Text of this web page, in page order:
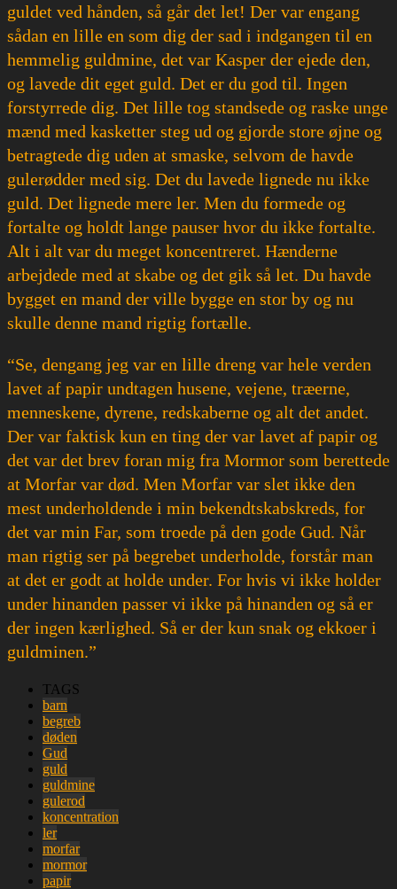
guldet ved hånden, så går det let! Der var engang
sådan en lille en som dig der sad i indgangen til en
hemmelig guldmine, det var Kasper der ejede den,
og lavede dit eget guld. Det er du god til. Ingen
forstyrrede dig. Det lille tog standsede og raske unge
mænd med kasketter steg ud og gjorde store øjne og
betragtede dig uden at smaske, selvom de havde
gulerødder med sig. Det du lavede lignede nu ikke
guld. Det lignede mere ler. Men du formede og
fortalte og holdt lange pauser hvor du ikke fortalte.
Alt i alt var du meget koncentreret. Hænderne
arbejdede med at skabe og det gik så let. Du havde
bygget en mand der ville bygge en stor by og nu
skulle denne mand rigtig fortælle.
“Se, dengang jeg var en lille dreng var hele verden
lavet af papir undtagen husene, vejene, træerne,
menneskene, dyrene, redskaberne og alt det andet.
Der var faktisk kun en ting der var lavet af papir og
det var det brev foran mig fra Mormor som berettede
at Morfar var død. Men Morfar var slet ikke den
mest underholdende i min bekendtskabskreds, for
det var min Far, som troede på den gode Gud. Når
man rigtig ser på begrebet underholde, forstår man
at det er godt at holde under. For hvis vi ikke holder
under hinanden passer vi ikke på hinanden og så er
der ingen kærlighed. Så er der kun snak og ekkoer i
guldminen.”
TAGS
barn
begreb
døden
Gud
guld
guldmine
gulerod
koncentration
ler
morfar
mormor
papir